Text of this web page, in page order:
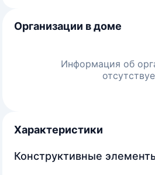
Организации в доме
Информация об
Характеристики
Конструктивные